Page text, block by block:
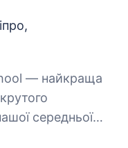
середньої